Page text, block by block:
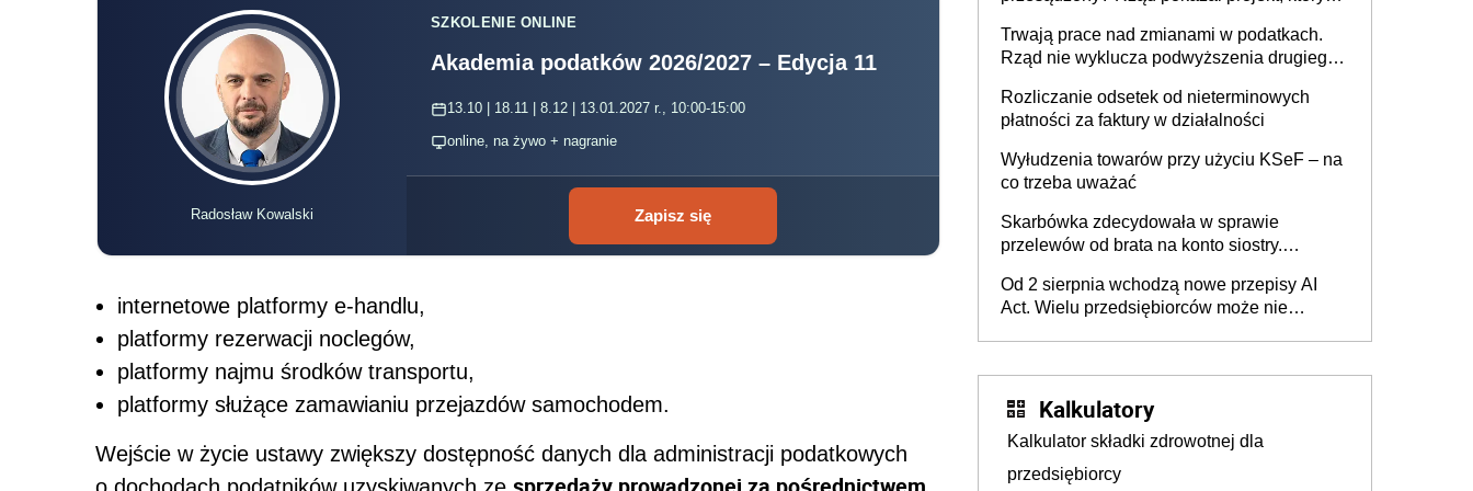
Radosław Kowalski
SZKOLENIE ONLINE
Akademia podatków 2026/2027 – Edycja 11
13.10 | 18.11 | 8.12 | 13.01.2027 r., 10:00-15:00
online, na żywo + nagranie
Zapisz się
internetowe platformy e-handlu,
platformy rezerwacji noclegów,
platformy najmu środków transportu,
platformy służące zamawianiu przejazdów samochodem.
Wejście w życie ustawy zwiększy dostępność danych dla administracji podatkowych
Trwają prace nad zmianami w podatkach.
Rząd nie wyklucza podwyższenia drugiego
Rozliczanie odsetek od nieterminowych
płatności za faktury w działalności
Wyłudzenia towarów przy użyciu KSeF – na
co trzeba uważać
Skarbówka zdecydowała w sprawie
przelewów od brata na konto siostry.
darowizna, ale podatku jednak nie będzie
Od 2 sierpnia wchodzą nowe przepisy AI
Act. Wielu przedsiębiorców może nie
Kalkulatory
Kalkulator składki zdrowotnej dla
przedsiębiorcy